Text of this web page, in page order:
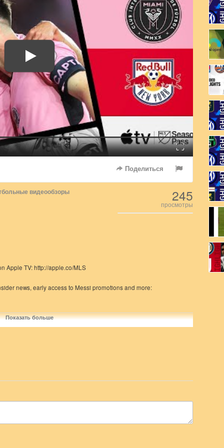
Fullscreen
Поделиться
видеообзоры 245
просмотры
Apple TV: http://apple.co/MLS
news, early access to Messi promotions and more:
Показать больше